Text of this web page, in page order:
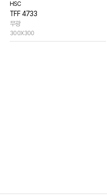
HSC
TFF 4733
무광
300X300